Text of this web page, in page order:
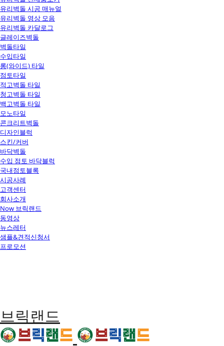
유리벽돌 시공 매뉴얼
유리벽돌 영상 모음
유리벽돌 카달로그
글레이즈벽돌
벽돌타일
수입타일
롱(와이드) 타일
점토타일
적고벽돌 타일
청고벽돌 타일
백고벽돌 타일
모노타일
콘크리트벽돌
디자인블럭
스킨/커버
바닥벽돌
수입 점토 바닥블럭
국내점토블록
시공사례
고객센터
회사소개
Now 브릭랜드
동영상
뉴스레터
샘플&견적신청서
프로모션
브릭랜드